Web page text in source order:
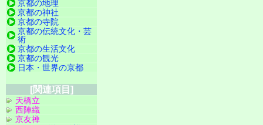
京都の地理
京都の神社
京都の寺院
京都の伝統文化・芸
術
京都の生活文化
京都の観光
日本・世界の京都
[関連項目]
天橋立
西陣織
京友禅